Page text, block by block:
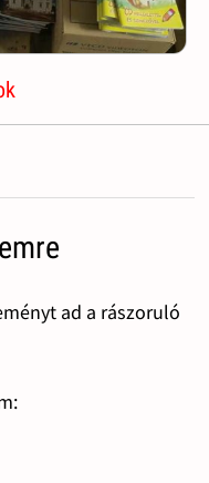
ad a rászoruló